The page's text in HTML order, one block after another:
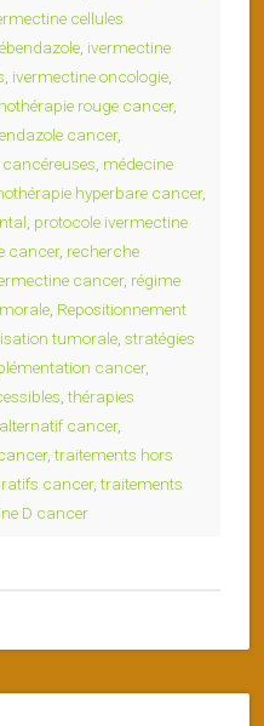
cellules
ivermectine
ivermectine oncologie
rouge cancer,
cancer,
médecine
hyperbare cancer,
protocole ivermectine
cancer, recherche
cancer, régime
Repositionnement
tumorale stratégies
cancer,
,thérapies
cancer,
,traitements hors
cancer,traitements
D cancer